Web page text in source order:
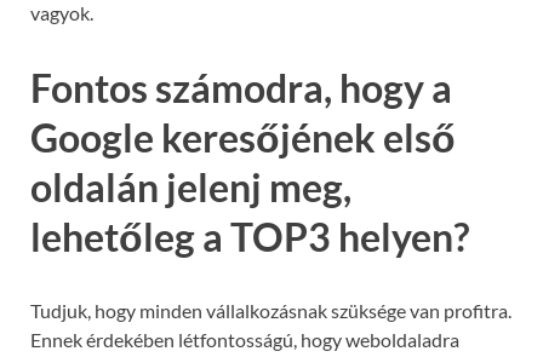
vagyok.
Fontos számodra, hogy a
Google keresőjének első
oldalán jelenj meg,
lehetőleg a TOP3 helyen?
Tudjuk, hogy minden vállalkozásnak szüksége van profitra.
Ennek érdekében létfontosságú, hogy weboldaladra